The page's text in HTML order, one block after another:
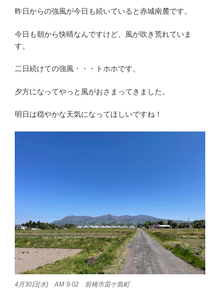
昨日からの強風が今日も続いていると赤城南麓です。
今日も朝から快晴なんですけど、風が吹き荒れていま
す。
二日続けての強風・・・トホホです。
夕方になってやっと風がおさまってきました。
明日は穏やかな天気になってほしいですね！
4月30日(水) AM 9:02 前橋市苗ケ島町